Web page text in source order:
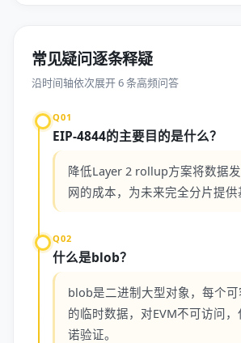
常见疑问逐条释疑
沿时间轴依次展开 6 条高频问答
Q01
EIP-4844的主要目的是什么？
降低Layer 2 rollup方案将数据
网的成本，为未来完全分片提供
Q02
什么是blob？
blob是二进制大型对象，每个可
的临时数据，对EVM不可访问
诺验证。